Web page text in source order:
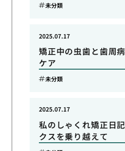
未分類
矯正中の虫歯と歯周
ケア
2025.07.17
未分類
私のしゃくれ矯正日
クスを乗り越えて
2025.07.17